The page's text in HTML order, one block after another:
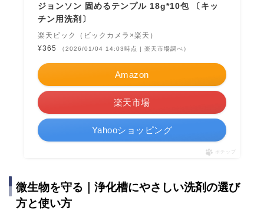
ジョンソン 固めるテンプル 18g*10包 〔キッ
チン用洗剤〕
楽天ビック（ビックカメラ×楽天）
¥365
（2026/01/04 14:03時点 | 楽天市場調べ）
Amazon
楽天市場
Yahooショッピング
ポチップ
微生物を守る｜浄化槽にやさしい洗剤の選び
方と使い方